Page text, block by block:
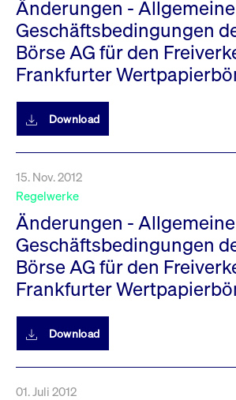
Änderungen - Allgemeine
Geschäftsbedingungen
Börse AG für den
Frankfurter
Download
15. Nov. 2012
Regelwerke
Änderungen - Allgemeine
Geschäftsbedingungen
Börse AG für den
Frankfurter
Download
01. Juli 2012